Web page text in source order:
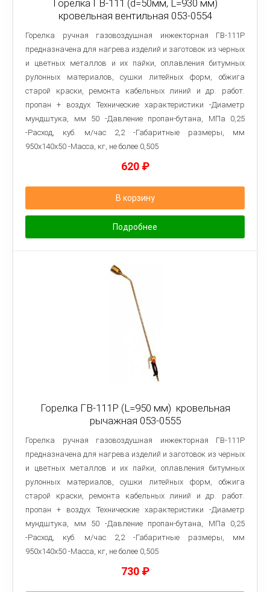
Горелка ГВ-111 (d=50мм, L=930 мм)
кровельная вентильная 053-0554
Горелка ручная газовоздушная инжекторная ГВ-111Р
предназначена для нагрева изделий и заготовок из черных
и цветных металлов и их пайки, оплавления битумных
рулонных материалов, сушки литейных форм, обжига
старой краски, ремонта кабельных линий и др. работ.
пропан + воздух Технические характеристики -Диаметр
мундштука, мм 50 -Давление пропан-бутана, МПа 0,25
-Расход, куб. м/час 2,2 -Габаритные размеры, мм
950х140х50 -Масса, кг, не более 0,505
620 ₽
В корзину
Подробнее
Горелка ГВ-111Р (L=950 мм) кровельная
рычажная 053-0555
Горелка ручная газовоздушная инжекторная ГВ-111Р
предназначена для нагрева изделий и заготовок из черных
и цветных металлов и их пайки, оплавления битумных
рулонных материалов, сушки литейных форм, обжига
старой краски, ремонта кабельных линий и др. работ.
пропан + воздух Технические характеристики -Диаметр
мундштука, мм 50 -Давление пропан-бутана, МПа 0,25
-Расход, куб. м/час 2,2 -Габаритные размеры, мм
950х140х50 -Масса, кг, не более 0,505
730 ₽